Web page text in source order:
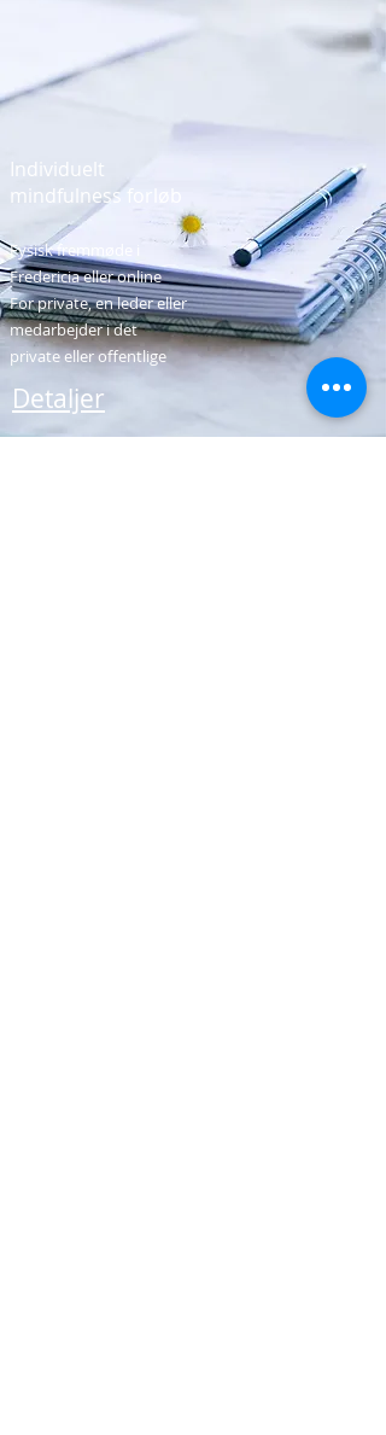
Individuelt
mindfulness forløb
Fysisk fremmøde i
Fredericia eller online
For private, en leder eller
medarbejder i det
private eller offentlige
Detaljer